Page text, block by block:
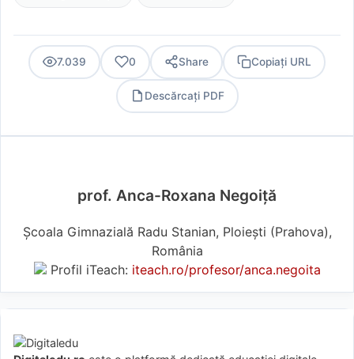
7.039 0 Share Copiați URL
Descărcați PDF
prof. Anca-Roxana Negoiță
Școala Gimnazială Radu Stanian, Ploiești (Prahova),
România
Profil iTeach: iteach.ro/profesor/anca.negoita